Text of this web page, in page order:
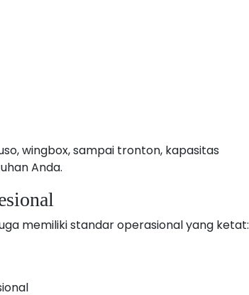
wingbox, sampai tronton, kapasitas
Anda.
memiliki standar operasional yang ketat: